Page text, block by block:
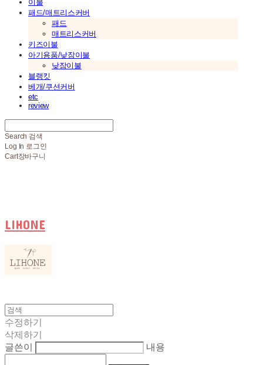
이불
패드/매트리스커버
패드
매트리스커버
키즈이불
아기용품/낮잠이불
낮잠이불
블랭킷
베개/쿠션커버
etc
review
Search 검색
Log In 로그인
Cart장바구니
LIHONE
수정하기
삭제하기
글쓴이
내용